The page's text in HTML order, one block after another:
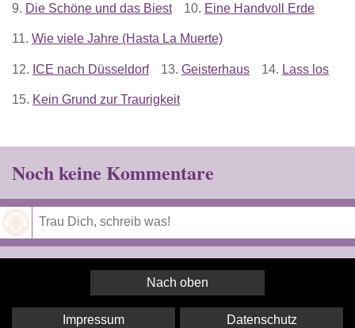
9. Die Schöne und das Biest 10. Eine Handvoll Erde
11. Wie viele Jahre (Hasta La Muerte)
12. ICE nach Düsseldorf 13. Geisterhaus 14. Lass los
15. Kein Grund zur Traurigkeit
Noch keine Kommentare
Nach oben
Impressum Datenschutz